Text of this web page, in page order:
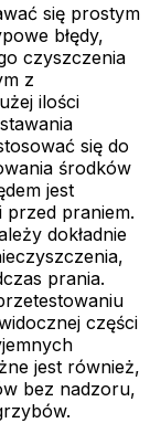
się prostym
błędy,
czyszczenia
z
ilości
się do
środków
jest
przed praniem.
dokładnie
prania.
części
jest również,
bez nadzoru,